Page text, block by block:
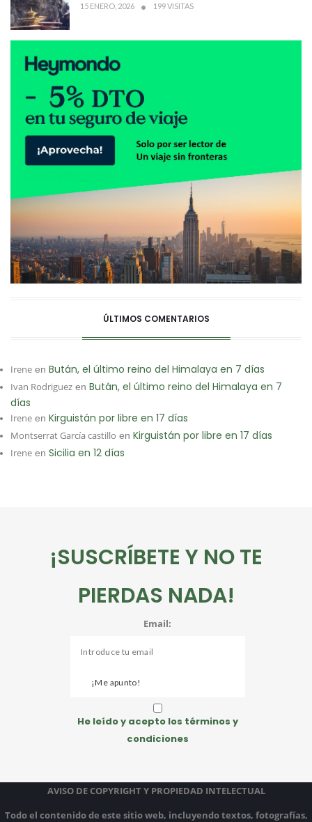
15 ENERO, 2026 199 VISITAS
ÚLTIMOS COMENTARIOS
Irene en Bután, el último reino del Himalaya en 7 días
Ivan Rodriguez en Bután, el último reino del Himalaya en 7
días
Irene en Kirguistán por libre en 17 días
Montserrat García castillo en Kirguistán por libre en 17 días
Irene en Sicilia en 12 días
¡SUSCRÍBETE Y NO TE
PIERDAS NADA!
Email:
He leído y acepto los términos y
condiciones
AVISO DE COPYRIGHT Y PROPIEDAD INTELECTUAL
Todo el contenido de este sitio web, incluyendo textos, fotografías,